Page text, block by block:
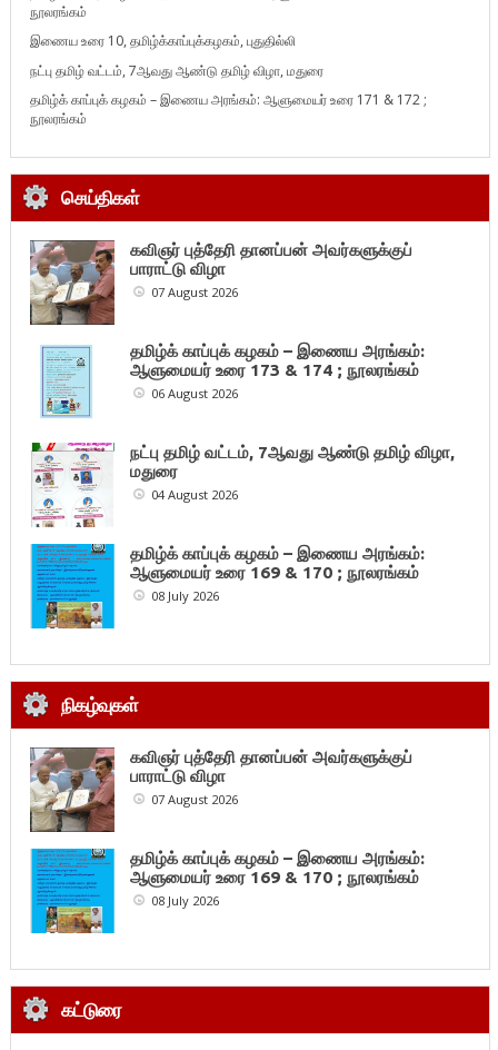
நூலரங்கம்
இணைய உரை 10, தமிழ்க்காப்புக்கழகம், புதுதில்லி
நட்பு தமிழ் வட்டம், 7ஆவது ஆண்டு தமிழ் விழா, மதுரை
தமிழ்க் காப்புக் கழகம் – இணைய அரங்கம்: ஆளுமையர் உரை 171 & 172 ;
நூலரங்கம்
செய்திகள்
கவிஞர் புத்தேரி தானப்பன் அவர்களுக்குப்
பாராட்டு விழா
07 August 2026
தமிழ்க் காப்புக் கழகம் – இணைய அரங்கம்:
ஆளுமையர் உரை 173 & 174 ; நூலரங்கம்
06 August 2026
நட்பு தமிழ் வட்டம், 7ஆவது ஆண்டு தமிழ் விழா,
மதுரை
04 August 2026
தமிழ்க் காப்புக் கழகம் – இணைய அரங்கம்:
ஆளுமையர் உரை 169 & 170 ; நூலரங்கம்
08 July 2026
நிகழ்வுகள்
கவிஞர் புத்தேரி தானப்பன் அவர்களுக்குப்
பாராட்டு விழா
07 August 2026
தமிழ்க் காப்புக் கழகம் – இணைய அரங்கம்:
ஆளுமையர் உரை 169 & 170 ; நூலரங்கம்
08 July 2026
கட்டுரை